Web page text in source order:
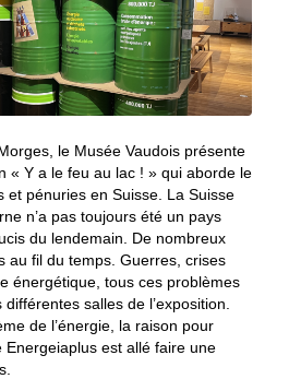
le Musée Vaudois présente
« Y a le feu au lac ! » qui aborde le
et pénuries en Suisse. La Suisse
n’a pas toujours été un pays
du lendemain. De nombreux
au fil du temps. Guerres, crises
énergétique, tous ces problèmes
salles de l’exposition.
de l’énergie, la raison pour
Energeiaplus est allé faire une